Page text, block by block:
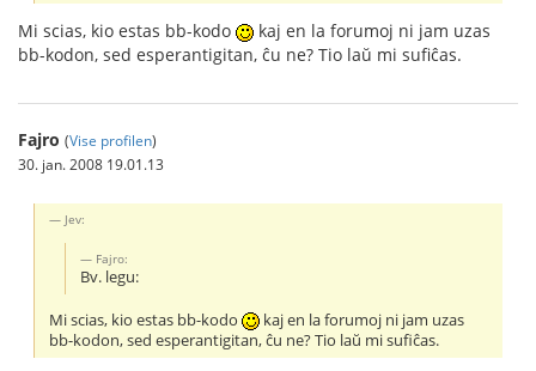
Mi scias, kio estas bb-kodo
kaj en la forumoj ni jam uzas
bb-kodon, sed esperantigitan, ĉu ne? Tio laŭ mi sufiĉas.
Fajro (Vise profilen)
30. jan. 2008 19.01.13
Jev:
Fajro:
Bv. legu:
Mi scias, kio estas bb-kodo
kaj en la forumoj ni jam uzas
bb-kodon, sed esperantigitan, ĉu ne? Tio laŭ mi sufiĉas.